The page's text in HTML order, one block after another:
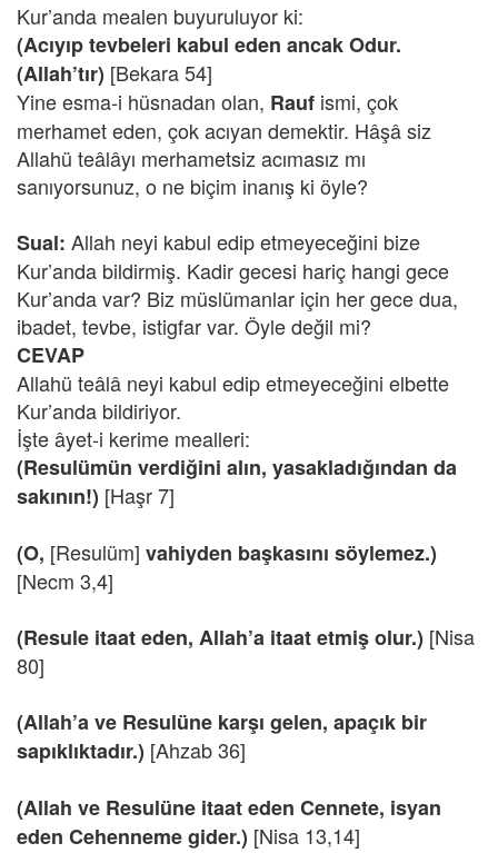
Kur’anda mealen buyuruluyor ki:
(Acıyıp tevbeleri kabul eden ancak Odur.
(Allah’tır) [Bekara 54]
Yine esma-i hüsnadan olan, Rauf ismi, çok
merhamet eden, çok acıyan demektir. Hâşâ siz
Allahü teâlâyı merhametsiz acımasız mı
sanıyorsunuz, o ne biçim inanış ki öyle?
Sual: Allah neyi kabul edip etmeyeceğini bize
Kur’anda bildirmiş. Kadir gecesi hariç hangi gece
Kur’anda var? Biz müslümanlar için her gece dua,
ibadet, tevbe, istigfar var. Öyle değil mi?
CEVAP
Allahü teâlâ neyi kabul edip etmeyeceğini elbette
Kur’anda bildiriyor.
İşte âyet-i kerime mealleri:
(Resulümün verdiğini alın, yasakladığından da
sakının!) [Haşr 7]
(O, [Resulüm] vahiyden başkasını söylemez.)
[Necm 3,4]
(Resule itaat eden, Allah’a itaat etmiş olur.) [Nisa
80]
(Allah’a ve Resulüne karşı gelen, apaçık bir
sapıklıktadır.) [Ahzab 36]
(Allah ve Resulüne itaat eden Cennete, isyan
eden Cehenneme gider.) [Nisa 13,14]